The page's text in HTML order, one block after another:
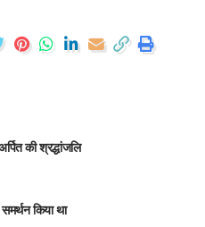
की श्रद्धांजलि
किया था